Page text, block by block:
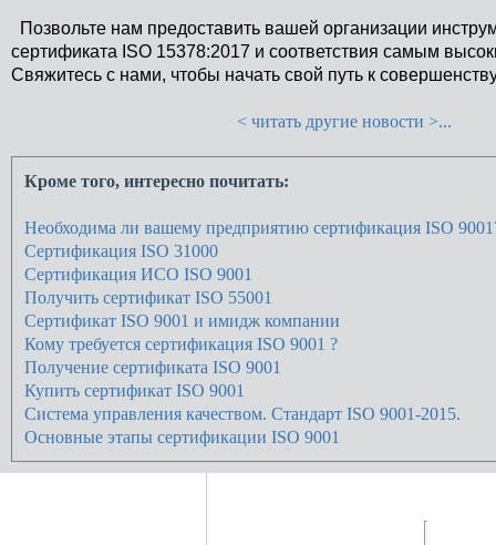
Позвольте нам предоставить вашей организации
сертификата ISO 15378:2017 и соответствия самым
Свяжитесь с нами, чтобы начать свой путь к
< читать другие новости >...
Кроме того, интересно почитать:
Необходима ли вашему предприятию сертификация ISO
Сертификация ISO 31000
Сертификация ИСО ISO 9001
Получить сертификат ISO 55001
Сертификат ISO 9001 и имидж компании
Кому требуется сертификация ISO 9001 ?
Получение сертификата ISO 9001
Купить сертификат ISO 9001
Система управления качеством. Стандарт ISO 9001-2015.
Основные этапы сертификации ISO 9001